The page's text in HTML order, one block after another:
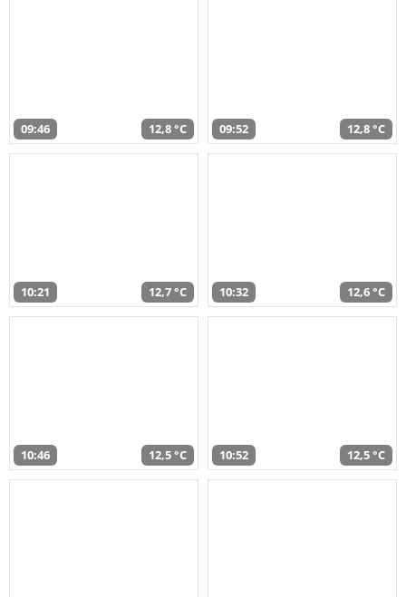
09:46 12,8 °C 09:52 12,8 °C
10:21 12,7 °C 10:32 12,6 °C
10:46 12,5 °C 10:52 12,5 °C